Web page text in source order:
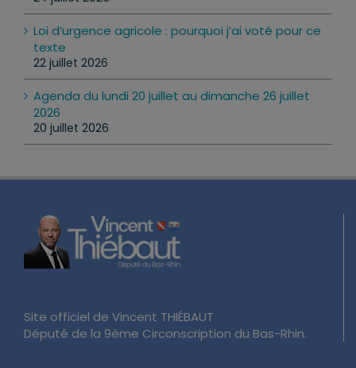
Loi d’urgence agricole : pourquoi j’ai voté pour ce
texte
22 juillet 2026
Agenda du lundi 20 juillet au dimanche 26 juillet
2026
20 juillet 2026
Site officiel de Vincent THIÉBAUT
Député de la 9ème Circonscription du Bas-Rhin.